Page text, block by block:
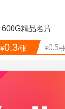
600G精品名片
¥0.3/张 ¥0.5/